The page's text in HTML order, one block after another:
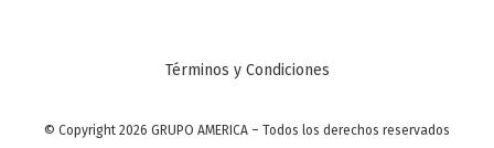
Términos y Condiciones
© Copyright 2026 GRUPO AMERICA – Todos los derechos reservados